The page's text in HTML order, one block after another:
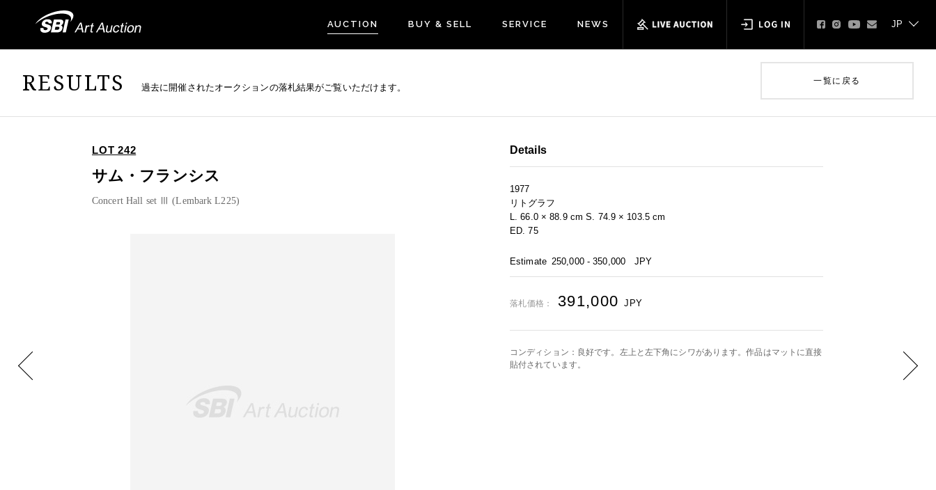
AUCTION BUY & SELL SERVICE NEWS
RESULTS 過去に開催されたオークションの落札結果がご覧いただけます。
一覧に戻る
LOT 242
サム・フランシス
Concert Hall set Ⅲ (Lembark L225)
Details
1977
リトグラフ
L. 66.0 × 88.9 cm S. 74.9 × 103.5 cm
ED. 75
Estimate 250,000 - 350,000 JPY
落札価格： 391,000 JPY
コンディション：良好です。左上と左下角にシワがあります。作品はマットに直接
貼付されています。